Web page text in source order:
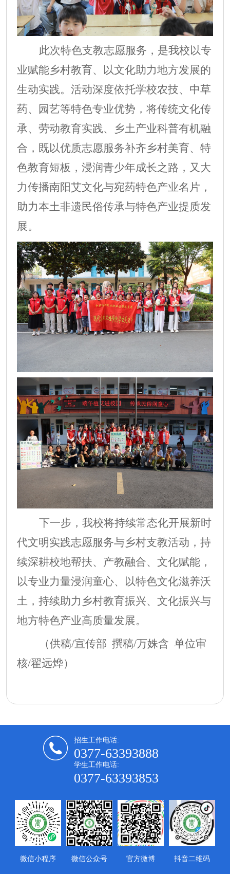
此次特色支教志愿服务，是我校以专
业赋能乡村教育、以文化助力地方发展的
生动实践。活动深度依托学校农技、 中草
药、园艺等特色专业优势，将传统文化传
承、劳动教育实践、乡土产业科普有机融
合，既以优质志愿服务补齐乡村美育、特
色教育短板，浸润青少年成长之路，又大
力传播南阳艾文化与宛药特色产业名片，
助力本土非遗民俗传承与特色产业提质发
展。
下一步，我校将持续常态化开展新时
代文明实践志愿服务与乡村支教活动，持
续深耕校地帮扶、产教融合、文化赋能，
以专业力量浸润童心、以特色文化滋养沃
土，持续助力乡村教育振兴、文化振兴与
地方特色产业高质量发展。
（供稿/宣传部 撰稿/万姝含 单位审
核/翟远烨）
招生工作电话:
0377-63393888
学生工作电话:
0377-63393853
微信小程序 微信公众号 官方微博 抖音二维码